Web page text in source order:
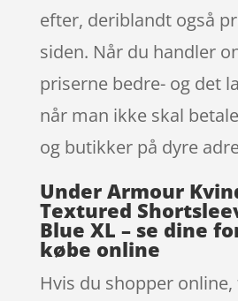
efter, deriblandt også
siden. Når du handler
priserne bedre- og det
når man ikke skal
og butikker på dyre
Under Armour
Textured
Blue XL – se dine
købe online
Hvis du shopper